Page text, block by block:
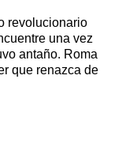
revolucionario
una vez
antaño. Roma
que renazca de